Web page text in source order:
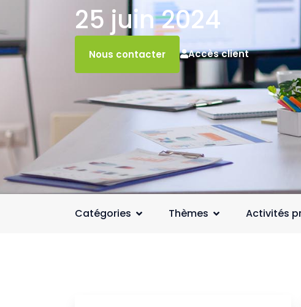
25 juin 2024
Nous contacter Accès client
Catégories Thèmes Activités